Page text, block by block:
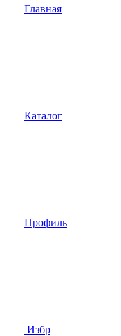
Главная
Каталог
Профиль
Избр